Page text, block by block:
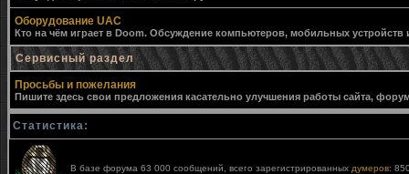
Оборудование UAC
Кто на чём играет в Doom. Обсуждение компьютеров, мобильных устройств
Сервисный раздел
Просьбы и пожелания
Пишите здесь свои предложения касательно улучшения работы сайта,
Статистика:
В базе форума 63 000 сообщений, всего зарегистрированных думеров: